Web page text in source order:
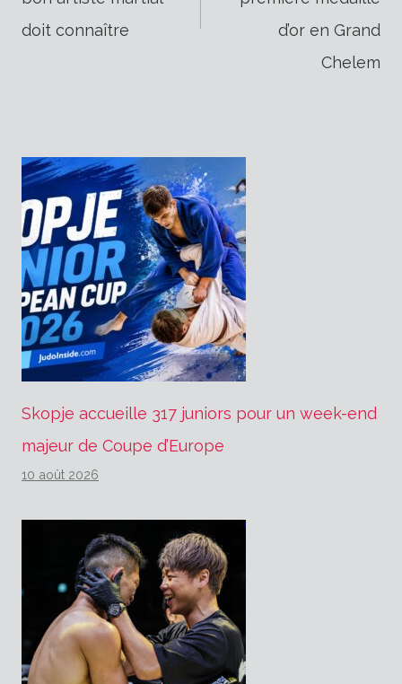
doit connaître
d’or en Grand
Chelem
Skopje accueille 317 juniors pour un week-end
majeur de Coupe d’Europe
10 août 2026